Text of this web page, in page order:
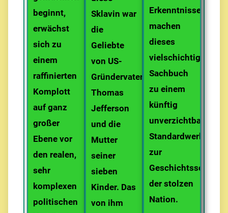
beginnt,
erwächst
sich zu
einem
raffinierten
Komplott
auf ganz
großer
Ebene vor
den realen,
sehr
komplexen
politischen
Sklavin war
die
Geliebte
von US-
Gründervater
Thomas
Jefferson
und die
Mutter
seiner
sieben
Kinder. Das
von ihm
Erkenntnisse
machen
dieses
vielschichtige
Sachbuch
zu einem
künftig
unverzichtbaren
Standardwerk
zur
der stolzen
Nation.